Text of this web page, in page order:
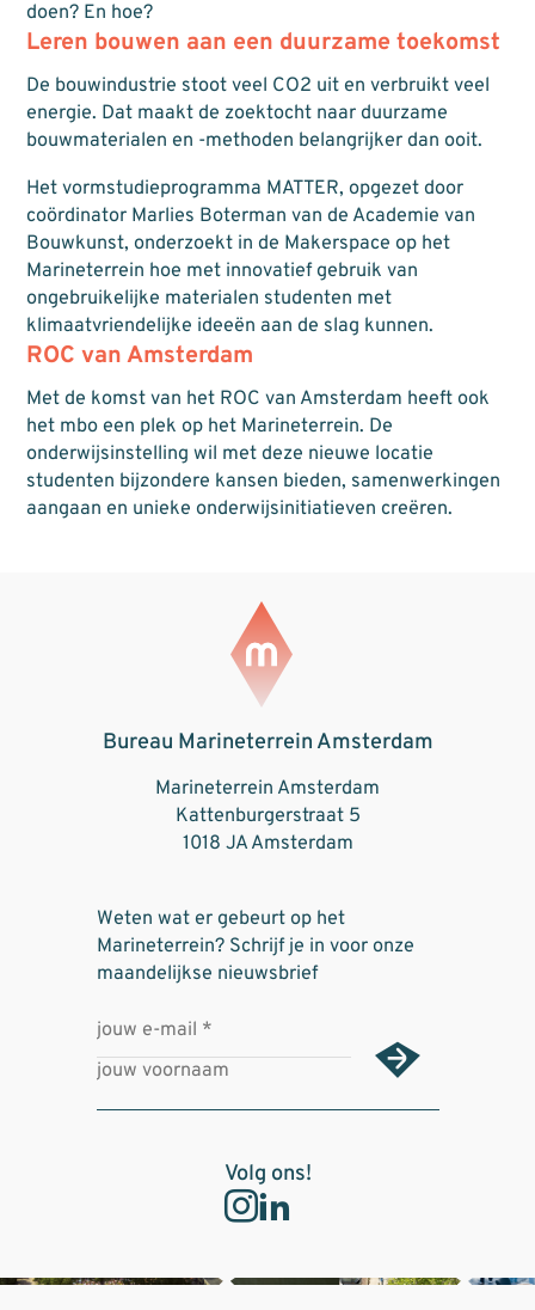
doen? En hoe?
Leren bouwen aan een duurzame toekomst
De bouwindustrie stoot veel CO2 uit en verbruikt veel
energie. Dat maakt de zoektocht naar duurzame
bouwmaterialen en -methoden belangrijker dan ooit.
Het vormstudieprogramma MATTER, opgezet door
coördinator Marlies Boterman van de Academie van
Bouwkunst, onderzoekt in de Makerspace op het
Marineterrein hoe met innovatief gebruik van
ongebruikelijke materialen studenten met
klimaatvriendelijke ideeën aan de slag kunnen.
ROC van Amsterdam
Met de komst van het ROC van Amsterdam heeft ook
het mbo een plek op het Marineterrein. De
onderwijsinstelling wil met deze nieuwe locatie
studenten bijzondere kansen bieden, samenwerkingen
aangaan en unieke onderwijsinitiatieven creëren.
Bureau Marineterrein Amsterdam
Marineterrein Amsterdam
Kattenburgerstraat 5
1018 JA Amsterdam
Weten wat er gebeurt op het
Marineterrein? Schrijf je in voor onze
maandelijkse nieuwsbrief
Volg ons!